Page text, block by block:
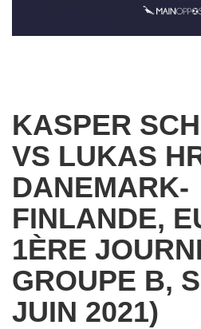
KASPER
VS LUKAS
DANEMARK-
FINLANDE,
1ÈRE
GROUPE B,
JUIN 2021)